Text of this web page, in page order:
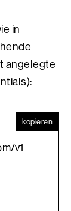
in
angelegte
kopieren
v1